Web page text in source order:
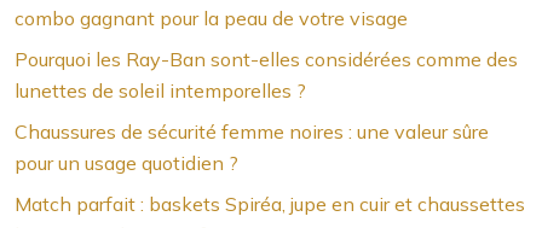
combo gagnant pour la peau de votre visage
Pourquoi les Ray-Ban sont-elles considérées comme des
lunettes de soleil intemporelles ?
Chaussures de sécurité femme noires : une valeur sûre
pour un usage quotidien ?
Match parfait : baskets Spiréa, jupe en cuir et chaussettes